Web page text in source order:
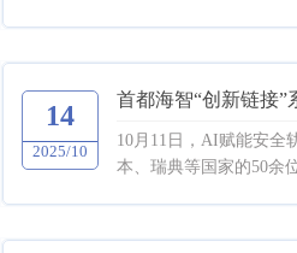
14
2025/10
首都海智“创新链接
10月11日，AI赋能安全
本、瑞典等国家的50余